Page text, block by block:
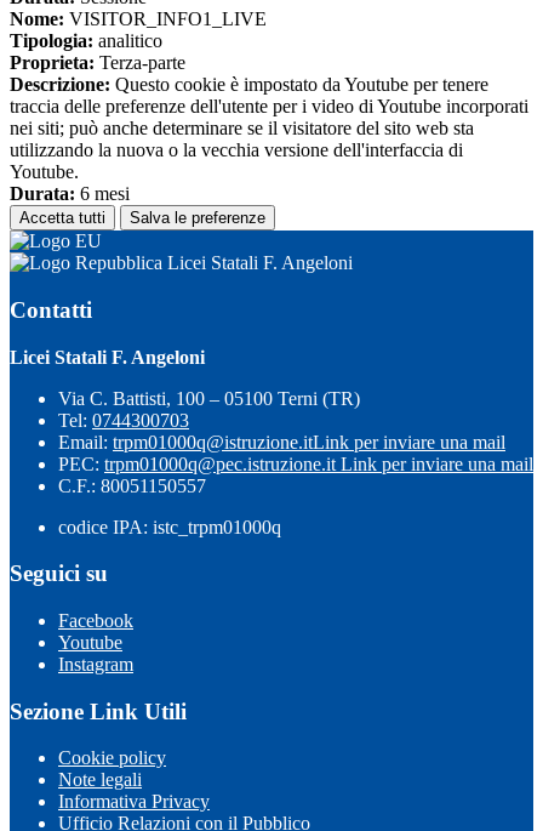
Nome: VISITOR_INFO1_LIVE
Tipologia: analitico
Proprieta: Terza-parte
Descrizione: Questo cookie è impostato da Youtube per tenere
traccia delle preferenze dell'utente per i video di Youtube incorporati
nei siti; può anche determinare se il visitatore del sito web sta
utilizzando la nuova o la vecchia versione dell'interfaccia di
Youtube.
Durata: 6 mesi
Accetta tutti Salva le preferenze
Licei Statali F. Angeloni
Contatti
Licei Statali F. Angeloni
Via C. Battisti, 100 – 05100 Terni (TR)
Tel: 0744300703
Email: trpm01000q@istruzione.itLink per inviare una mail
PEC: trpm01000q@pec.istruzione.it Link per inviare una mail
C.F.: 80051150557
codice IPA: istc_trpm01000q
Seguici su
Facebook
Youtube
Instagram
Sezione Link Utili
Cookie policy
Note legali
Informativa Privacy
Ufficio Relazioni con il Pubblico